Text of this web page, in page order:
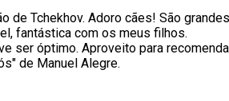
de Tchekhov. Adoro cães! São
fantástica com os meus filhos.
ser óptimo. Aproveito para
de Manuel Alegre.